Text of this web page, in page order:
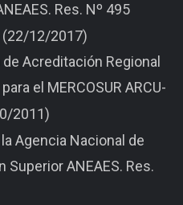
Res. Nº 495
(22/12/2017)
Acreditación Regional
el MERCOSUR ARCU-
2011)
Agencia Nacional de
Superior ANEAES. Res.